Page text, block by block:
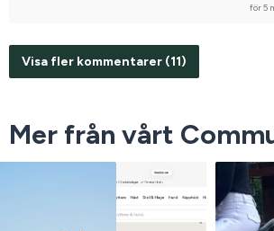
för 5
Visa fler kommentarer (11)
Mer från vårt